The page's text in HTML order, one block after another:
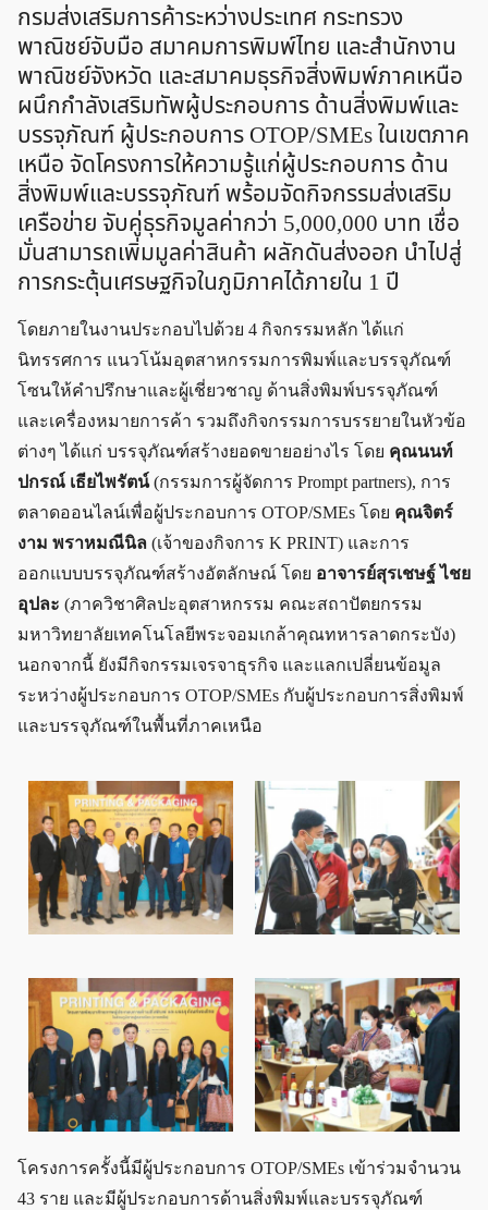
กรมส่งเสริมการค้าระหว่างประเทศ กระทรวง
พาณิชย์จับมือ สมาคมการพิมพ์ไทย และสำนักงาน
พาณิชย์จังหวัด และสมาคมธุรกิจสิ่งพิมพ์ภาคเหนือ
ผนึกกำลังเสริมทัพผู้ประกอบการ ด้านสิ่งพิมพ์และ
บรรจุภัณฑ์ ผู้ประกอบการ OTOP/SMEs ในเขตภาค
เหนือ จัดโครงการให้ความรู้แก่ผู้ประกอบการ ด้าน
สิ่งพิมพ์และบรรจุภัณฑ์ พร้อมจัดกิจกรรมส่งเสริม
เครือข่าย จับคู่ธุรกิจมูลค่ากว่า 5,000,000 บาท เชื่อ
มั่นสามารถเพิ่มมูลค่าสินค้า ผลักดันส่งออก นำไปสู่
การกระตุ้นเศรษฐกิจในภูมิภาคได้ภายใน 1 ปี
โดยภายในงานประกอบไปด้วย 4 กิจกรรมหลัก ได้แก่
นิทรรศการ แนวโน้มอุตสาหกรรมการพิมพ์และบรรจุภัณฑ์
โซนให้คำปรึกษาและผู้เชี่ยวชาญ ด้านสิ่งพิมพ์บรรจุภัณฑ์
และเครื่องหมายการค้า รวมถึงกิจกรรมการบรรยายในหัวข้อ
ต่างๆ ได้แก่ บรรจุภัณฑ์สร้างยอดขายอย่างไร โดย คุณนนท์
ปกรณ์ เธียไพรัตน์(กรรมการผู้จัดการ Prompt partners), การ
ตลาดออนไลน์เพื่อผู้ประกอบการ OTOP/SMEs โดย คุณจิตร์
งาม พราหมณีนิล (เจ้าของกิจการ K PRINT) และการ
ออกแบบบรรจุภัณฑ์สร้างอัตลักษณ์ โดย อาจารย์สุรเชษฐ์ ไชย
อุปละ (ภาควิชาศิลปะอุตสาหกรรม คณะสถาปัตยกรรม
มหาวิทยาลัยเทคโนโลยีพระจอมเกล้าคุณทหารลาดกระบัง)
นอกจากนี้ ยังมีกิจกรรมเจรจาธุรกิจ และแลกเปลี่ยนข้อมูล
ระหว่างผู้ประกอบการ OTOP/SMEs กับผู้ประกอบการสิ่งพิมพ์
และบรรจุภัณฑ์ในพื้นที่ภาคเหนือ
โครงการครั้งนี้มีผู้ประกอบการ OTOP/SMEs เข้าร่วมจำนวน
43 ราย และมีผู้ประกอบการด้านสิ่งพิมพ์และบรรจุภัณฑ์